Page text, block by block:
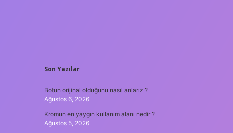
SIDEBAR
Son Yazılar
Botun orijinal olduğunu nasıl anlarız ?
Ağustos 6, 2026
Kromun en yaygın kullanım alanı nedir ?
Ağustos 5, 2026